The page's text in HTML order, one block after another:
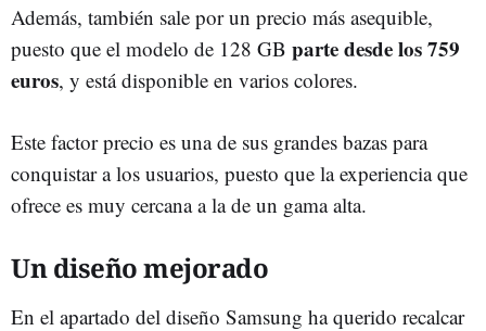
Además, también sale por un precio más asequible,
puesto que el modelo de 128 GB parte desde los 759
euros, y está disponible en varios colores.
Este factor precio es una de sus grandes bazas para
conquistar a los usuarios, puesto que la experiencia que
ofrece es muy cercana a la de un gama alta.
Un diseño mejorado
En el apartado del diseño Samsung ha querido recalcar